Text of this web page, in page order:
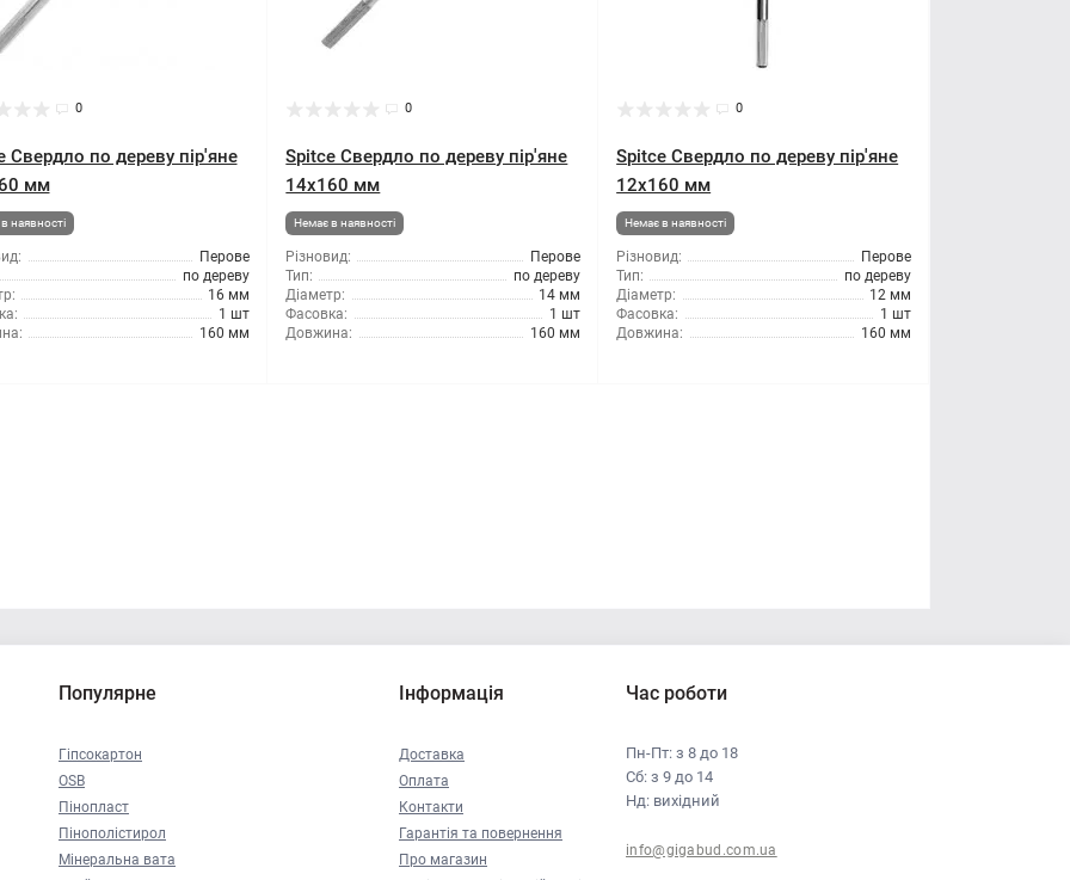
0
Свердло по дереву пір'яне
мм
наявності
Перове
по дереву
16 мм
1 шт
160 мм
0
Spitce Свердло по дереву пір'яне
14x160 мм
Немає в наявності
Різновид:
Перове
Тип:
по дереву
Діаметр:
14 мм
Фасовка:
1 шт
Довжина:
160 мм
0
Spitce Свердло по дереву пір'яне
12x160 мм
Немає в наявності
Різновид:
Перове
Тип:
по дереву
Діаметр:
12 мм
Фасовка:
1 шт
Довжина:
160 мм
Популярне
Гіпсокартон
OSB
Пінопласт
Пінополістирол
Мінеральна вата
Інформація
Доставка
Оплата
Контакти
Гарантія та повернення
Про магазин
Час роботи
Пн-Пт: з 8 до 18
Сб: з 9 до 14
Нд: вихідний
info@gigabud.com.ua